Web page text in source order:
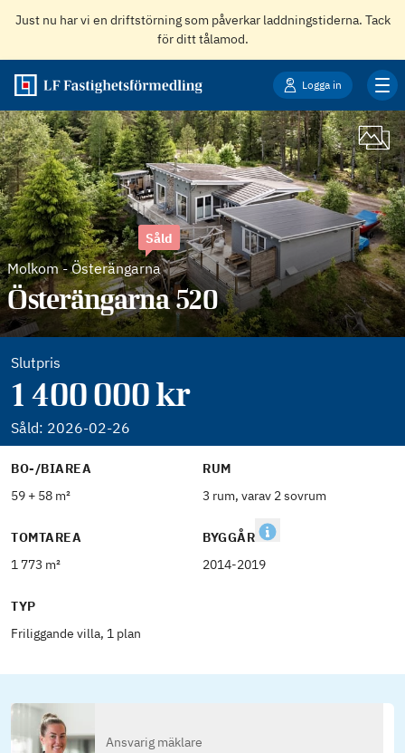
Just nu har vi en driftstörning som påverkar laddningstiderna. Tack
för ditt tålamod.
Logga in
Molkom-Österängarna
Såld
Österängarna 520
Slutpris
1 400 000 kr
Såld: 2026-02-26
BO-/BIAREA
59 + 58 m²
RUM
3 rum, varav 2 sovrum
TOMTAREA
1 773 m²
BYGGÅR
2014-2019
TYP
Friliggande villa, 1 plan
Ansvarig mäklare